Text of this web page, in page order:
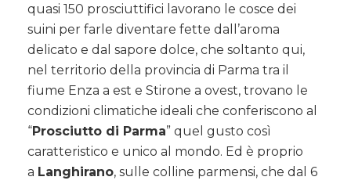
quasi 150 prosciuttifici lavorano le cosce dei
suini per farle diventare fette dall’aroma
delicato e dal sapore dolce, che soltanto qui,
nel territorio della provincia di Parma tra il
fiume Enza a est e Stirone a ovest, trovano le
condizioni climatiche ideali che conferiscono al
“Prosciutto di Parma” quel gusto così
caratteristico e unico al mondo. Ed è proprio
a Langhirano, sulle colline parmensi, che dal 6